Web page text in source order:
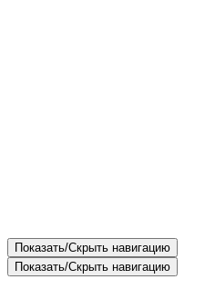
Показать/Скрыть навигацию
Показать/Скрыть навигацию